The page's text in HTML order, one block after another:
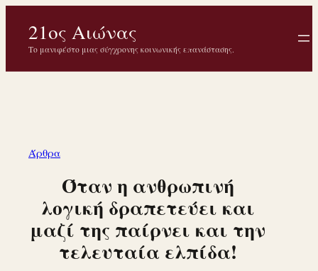
περιεχόμενο
21ος Αιώνας
Το μανιφέστο μιας σύγχρονης κοινωνικής επανάστασης.
Άρθρα
Όταν η ανθρωπινή
λογική δραπετεύει και
μαζί της παίρνει και την
τελευταία ελπίδα!